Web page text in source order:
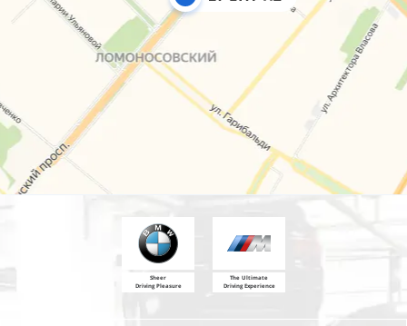
Sheer
Driving Pleasure
The Ultimate
Driving Experience